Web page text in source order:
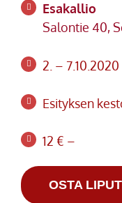
Esakallio
Salontie 40,
2. – 7.10.2020
Esityksen
12 € –
OSTA LIPUT